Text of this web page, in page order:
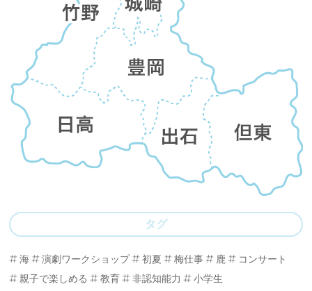
タグ
海 演劇ワークショップ 初夏 梅仕事 鹿
コンサート
親子で楽しめる
教育 非認知能力
小学生